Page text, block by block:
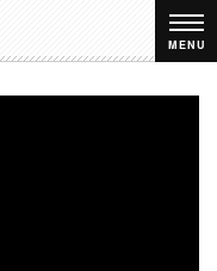
MENU